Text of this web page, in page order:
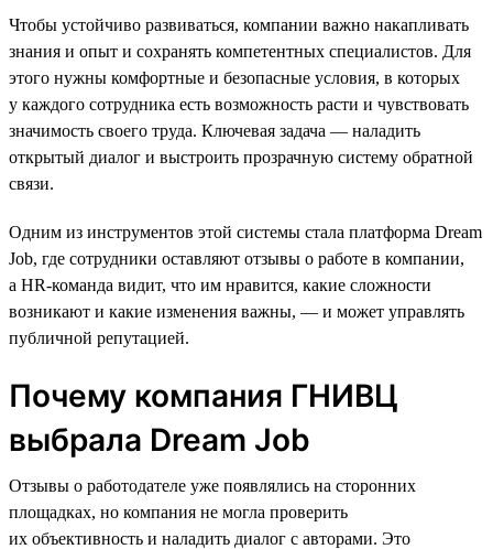
Чтобы устойчиво развиваться, компании важно накапливать
знания и опыт и сохранять компетентных специалистов. Для
этого нужны комфортные и безопасные условия, в которых
у каждого сотрудника есть возможность расти и чувствовать
значимость своего труда. Ключевая задача — наладить
открытый диалог и выстроить прозрачную систему обратной
связи.
Одним из инструментов этой системы стала платформа Dream
Job, где сотрудники оставляют отзывы о работе в компании,
а HR-команда видит, что им нравится, какие сложности
возникают и какие изменения важны, — и может управлять
публичной репутацией.
Почему компания ГНИВЦ
выбрала Dream Job
Отзывы о работодателе уже появлялись на сторонних
площадках, но компания не могла проверить
их объективность и наладить диалог с авторами. Это